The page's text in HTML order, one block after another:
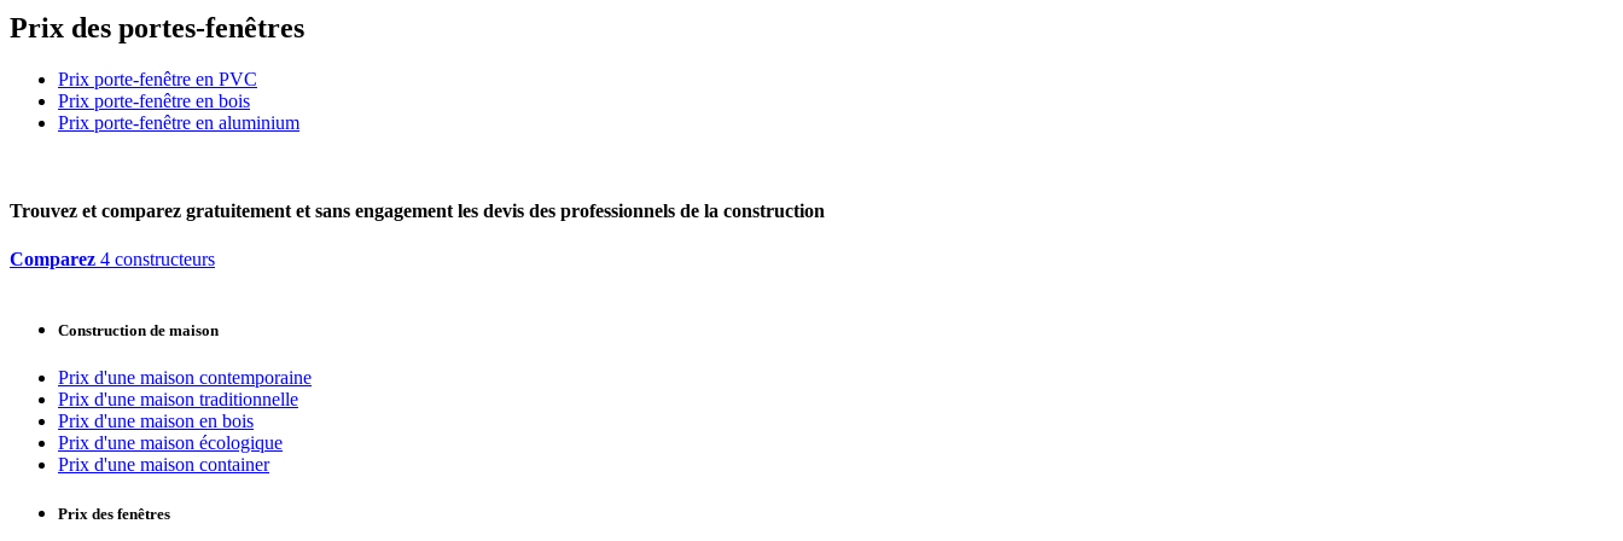
Prix des portes-fenêtres
Prix porte-fenêtre en PVC
Prix porte-fenêtre en bois
Prix porte-fenêtre en aluminium
Trouvez et comparez gratuitement et sans engagement les devis des professionnels de la construction
Comparez 4 constructeurs
Construction de maison
Prix d'une maison contemporaine
Prix d'une maison traditionnelle
Prix d'une maison en bois
Prix d'une maison écologique
Prix d'une maison container
Prix des fenêtres